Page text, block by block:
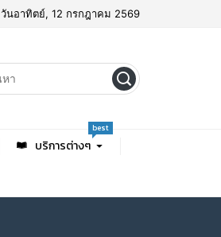
วันอาทิตย์, 12 กรกฎาคม 2569
บริการต่างๆ
best